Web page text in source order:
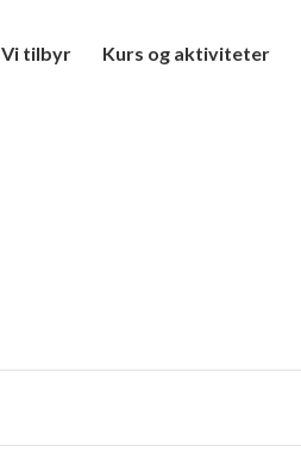
Vi tilbyr Kurs og aktiviteter